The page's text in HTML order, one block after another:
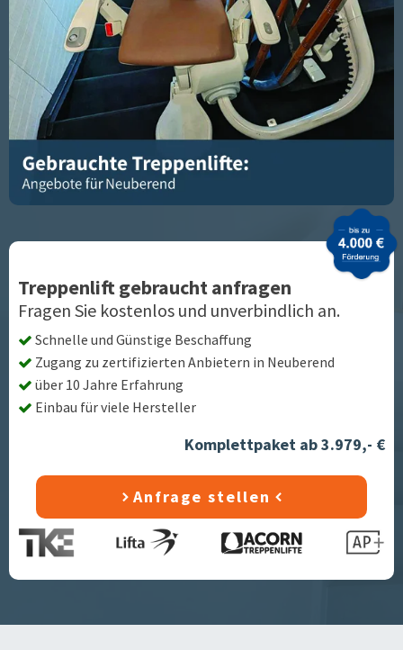
Treppenlift gebraucht anfragen
Fragen Sie kostenlos und unverbindlich an.
Schnelle und Günstige Beschaffung
Zugang zu zertifizierten Anbietern in Neuberend
über 10 Jahre Erfahrung
Einbau für viele Hersteller
Komplettpaket ab 3.979,- €
Anfrage stellen